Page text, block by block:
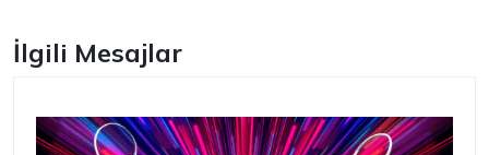
İlgili Mesajlar